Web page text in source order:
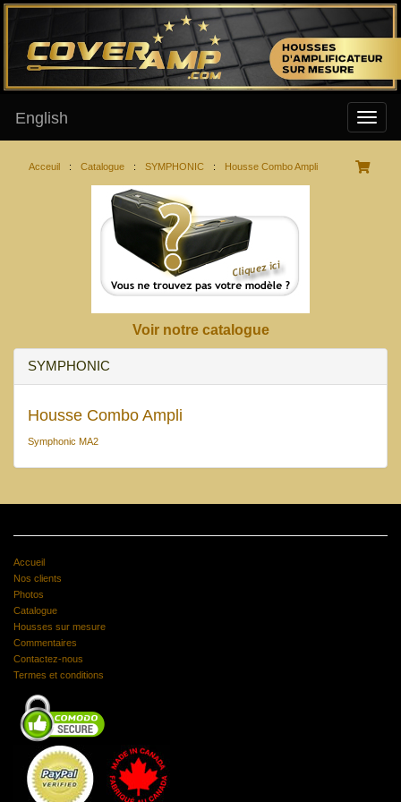
English
Acceuil : Catalogue : SYMPHONIC : Housse Combo Ampli
Voir notre catalogue
SYMPHONIC
Housse Combo Ampli
Symphonic MA2
Accueil
Nos clients
Photos
Catalogue
Housses sur mesure
Commentaires
Contactez-nous
Termes et conditions